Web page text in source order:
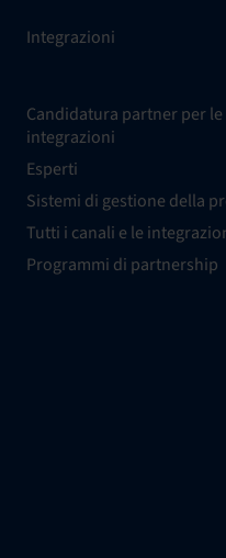
Integrazioni
Candidatura partner per le
integrazioni
Esperti
Sistemi di gestione della
Tutti i canali e le
Programmi di partnership